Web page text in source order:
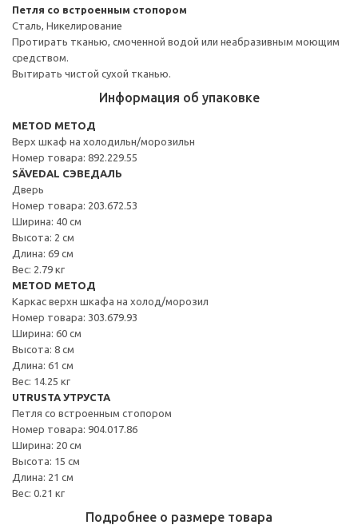
Петля со встроенным стопором
Сталь, Никелирование
Протирать тканью, смоченной водой или неабразивным моющим
средством.
Вытирать чистой сухой тканью.
Информация об упаковке
METOD МЕТОД
Верх шкаф на холодильн/морозильн
Номер товара: 892.229.55
SÄVEDAL СЭВЕДАЛЬ
Дверь
Номер товара: 203.672.53
Ширина: 40 см
Высота: 2 см
Длина: 69 см
Вес: 2.79 кг
METOD МЕТОД
Каркас верхн шкафа на холод/морозил
Номер товара: 303.679.93
Ширина: 60 см
Высота: 8 см
Длина: 61 см
Вес: 14.25 кг
UTRUSTA УТРУСТА
Петля со встроенным стопором
Номер товара: 904.017.86
Ширина: 20 см
Высота: 15 см
Длина: 21 см
Вес: 0.21 кг
Подробнее о размере товара